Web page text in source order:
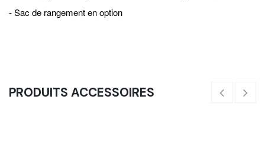
- Sac de rangement en option
PRODUITS ACCESSOIRES